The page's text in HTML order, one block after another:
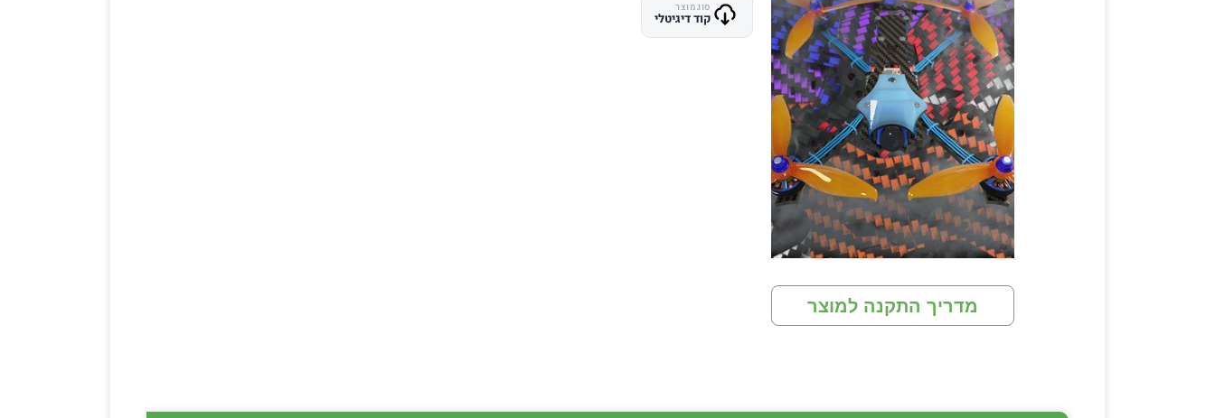
מדריך התקנה למוצר
סוג מוצר
קוד דיגיטלי